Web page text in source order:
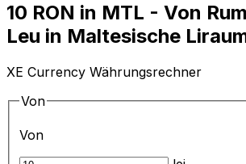
10 RON in MTL - Von
Leu in Maltesische
XE Currency Währungsrechner
Von
Von